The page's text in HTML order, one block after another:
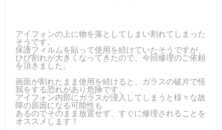
アイフォンの上に物を落としてしまい割れてしまった
そうです。
保護フィルムを貼って使用を続けていたそうですが、
ひび割れが大きくなってきたので、今回修理のご依頼
を頂きました。
画面が割れたまま使用を続けると、ガラスの破片で怪
我をする恐れがあり危険です。
アイフォン内部にガラスが浸入してしまうと様々な故
障の原因になる可能性も
あるのでそのまま放置せず、すぐに修理されることを
オススメします！